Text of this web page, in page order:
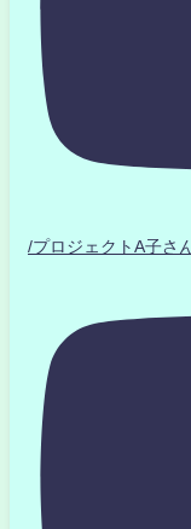
/プロジェクトA子